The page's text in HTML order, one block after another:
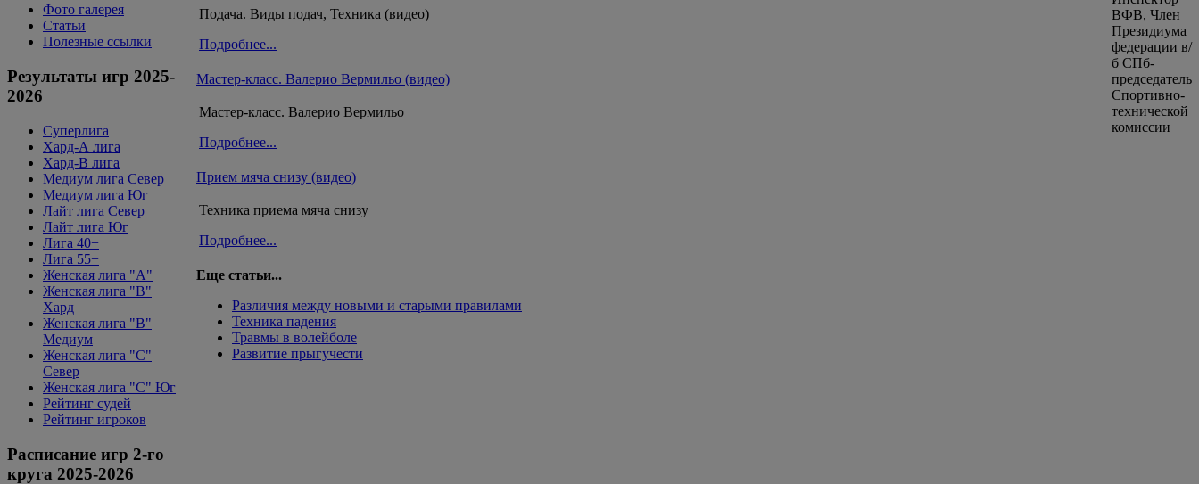
Фото галерея
Статьи
Полезные ссылки
Результаты игр 2025-
2026
Суперлига
Хард-А лига
Хард-В лига
Медиум лига Север
Медиум лига Юг
Лайт лига Север
Лайт лига Юг
Лига 40+
Лига 55+
Женская лига "A"
Женская лига "B"
Хард
Женская лига "B"
Медиум
Женская лига "С"
Север
Женская лига "С" Юг
Рейтинг судей
Рейтинг игроков
Расписание игр 2-го
круга 2025-2026
Подача. Виды подач, Техника (видео)
Подробнее...
Мастер-класс. Валерио Вермильо (видео)
Мастер-класс. Валерио Вермильо
Подробнее...
Прием мяча снизу (видео)
Техника приема мяча снизу
Подробнее...
Еще статьи...
Различия между новыми и старыми правилами
Техника падения
Травмы в волейболе
Развитие прыгучести